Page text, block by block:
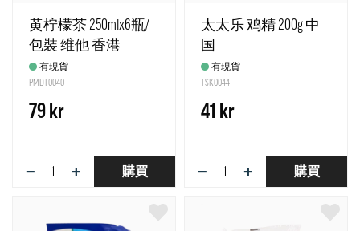
黄柠檬茶 250mlx6瓶/
包裝 维他 香港
有現貨
PMDT0040
79 kr
− + 購買
太太乐 鸡精 200g 中
国
有現貨
TSK0044
41 kr
− + 購買